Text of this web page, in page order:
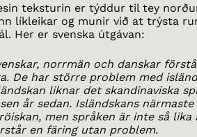
teksturin er týddur til tey
líkleikar og munir við at trýsta
Her er svenska útgávan:
norrmän och danskar
De har större problem med
liknar det skandinaviska
år sedan. Isländskans
men språken är inte så lika
en färing utan problem.